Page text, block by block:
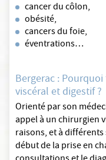
cancer du côlon,
obésité,
cancers du foie,
éventrations…
Bergerac :
viscéral et digestif ?
Orienté par son
appel à un chirurgien
raisons, et à
début de la prise en